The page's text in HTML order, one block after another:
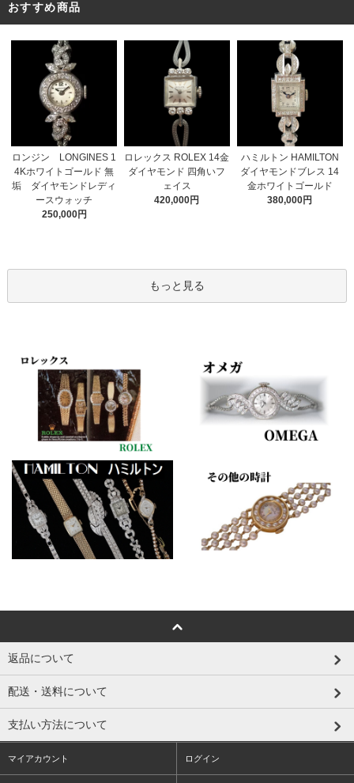
おすすめ商品
ロンジン LONGINES 1
4Kホワイトゴールド 無
垢 ダイヤモンドレディ
ースウォッチ
250,000円
ロレックス ROLEX 14金
ダイヤモンド 四角いフ
ェイス
420,000円
ハミルトン HAMILTON
ダイヤモンドブレス 14
金ホワイトゴールド
380,000円
もっと見る
返品について
配送・送料について
支払い方法について
マイアカウント ログイン